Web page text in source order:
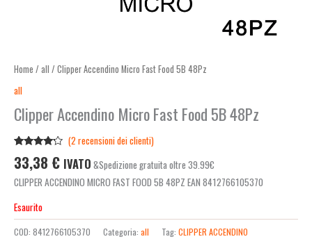
Home / all / Clipper Accendino Micro Fast Food 5B 48Pz
all
Clipper Accendino Micro Fast Food 5B 48Pz
4.00 su
5 su
base di
(2 recensioni dei clienti)
33,38 € IVATO &Spedizione gratuita oltre 39.99€
CLIPPER ACCENDINO MICRO FAST FOOD 5B 48PZ EAN 8412766105370
Esaurito
COD: 8412766105370 Categoria: all Tag: CLIPPER ACCENDINO